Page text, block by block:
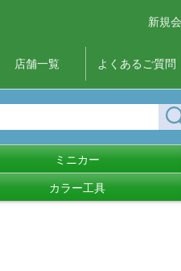
新規
店舗一覧 よくあるご質問
ミニカー
カラー工具